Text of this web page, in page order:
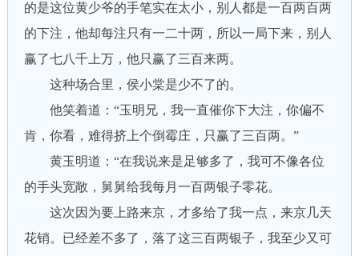
的是这位黄少爷的手笔实在太小，别人都是一百两百两
的下注，他却每注只有一二十两，所以一局下来，别人
赢了七八千上万，他只赢了三百来两。
这种场合里，侯小棠是少不了的。
他笑着道：“玉明兄，我一直催你下大注，你偏不
肯，你看，难得挤上个倒霉庄，只赢了三百两。”
黄玉明道：“在我说来是足够多了，我可不像各位
的手头宽敞，舅舅给我每月一百两银子零花。
这次因为要上路来京，才多给了我一点，来京几天
花销。已经差不多了，落了这三百两银子，我至少又可